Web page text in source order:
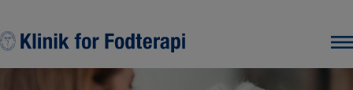
indholdet